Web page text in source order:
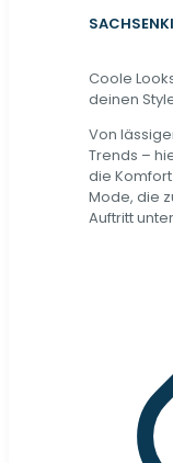
Coole
deinen
Von
Trends –
die
Mode, die
Auftritt